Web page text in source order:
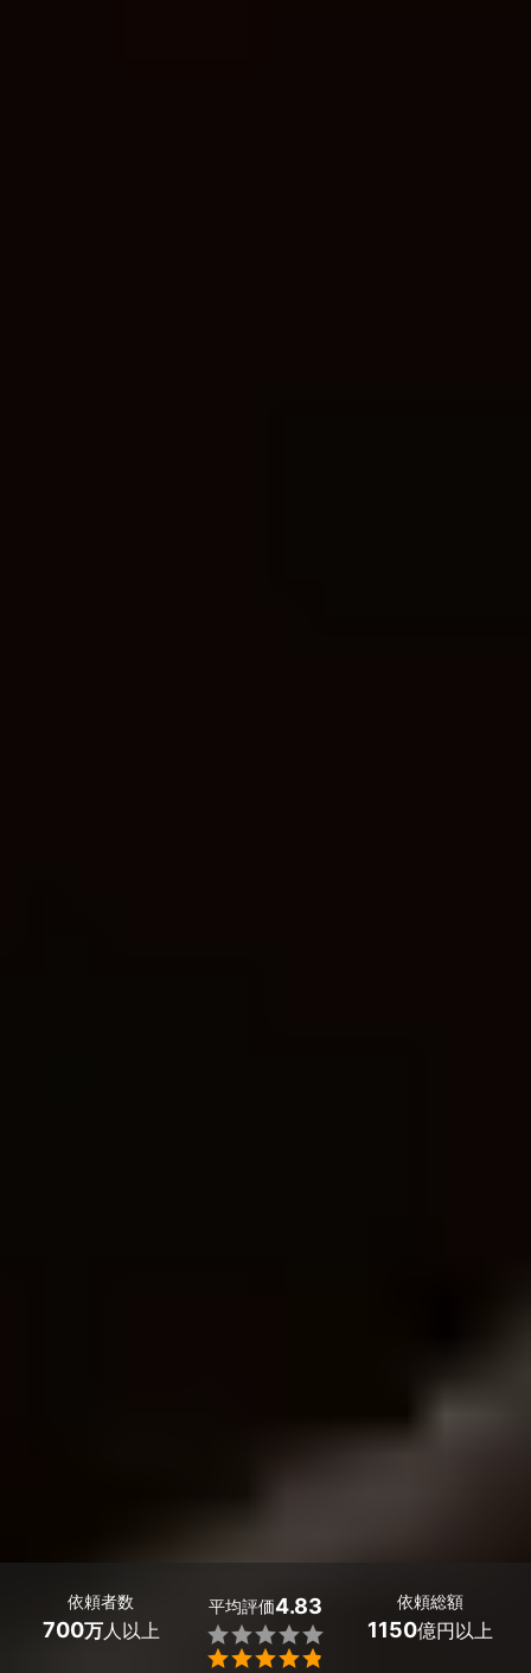
依頼者数
700万人以上
平均評価4.83


依頼総額
1150億円以上